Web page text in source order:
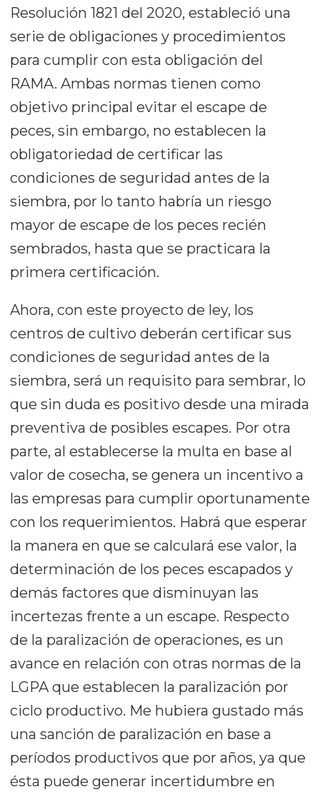
Resolución 1821 del 2020, estableció una
serie de obligaciones y procedimientos
para cumplir con esta obligación del
RAMA. Ambas normas tienen como
objetivo principal evitar el escape de
peces, sin embargo, no establecen la
obligatoriedad de certificar las
condiciones de seguridad antes de la
siembra, por lo tanto habría un riesgo
mayor de escape de los peces recién
sembrados, hasta que se practicara la
primera certificación.
Ahora, con este proyecto de ley, los
centros de cultivo deberán certificar sus
condiciones de seguridad antes de la
siembra, será un requisito para sembrar, lo
que sin duda es positivo desde una mirada
preventiva de posibles escapes. Por otra
parte, al establecerse la multa en base al
valor de cosecha, se genera un incentivo a
las empresas para cumplir oportunamente
con los requerimientos. Habrá que esperar
la manera en que se calculará ese valor, la
determinación de los peces escapados y
demás factores que disminuyan las
incertezas frente a un escape. Respecto
de la paralización de operaciones, es un
avance en relación con otras normas de la
LGPA que establecen la paralización por
ciclo productivo. Me hubiera gustado más
una sanción de paralización en base a
períodos productivos que por años, ya que
ésta puede generar incertidumbre en